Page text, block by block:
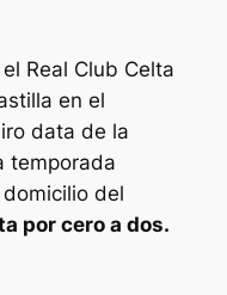
Real Club Celta
en el
data de la
temporada
del
por cero a dos.